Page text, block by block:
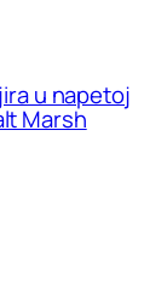
u napetoj
Marsh